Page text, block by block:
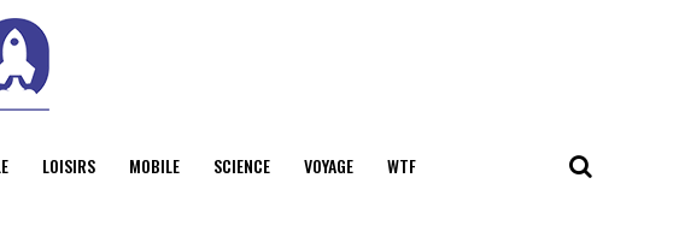
LOISIRS MOBILE SCIENCE VOYAGE WTF